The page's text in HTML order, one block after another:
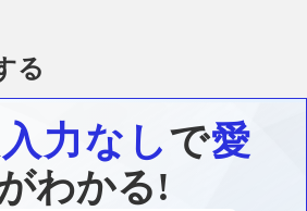
る
入力なしで愛
わかる!